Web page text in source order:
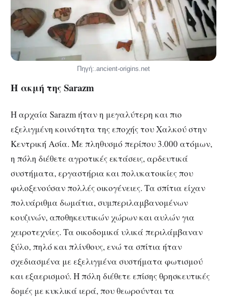
Πηγή:.ancient-origins.net
Η ακμή της Sarazm
Η αρχαία Sarazm ήταν η μεγαλύτερη και πιο
εξελιγμένη κοινότητα της εποχής του Χαλκού στην
Κεντρική Ασία. Με πληθυσμό περίπου 3.000 ατόμων,
η πόλη διέθετε αγροτικές εκτάσεις, αρδευτικά
συστήματα, εργαστήρια και πολυκατοικίες που
φιλοξενούσαν πολλές οικογένειες. Τα σπίτια είχαν
πολυάριθμα δωμάτια, συμπεριλαμβανομένων
κουζινών, αποθηκευτικών χώρων και αυλών για
χειροτεχνίες. Τα οικοδομικά υλικά περιλάμβαναν
ξύλο, πηλό και πλίνθους, ενώ τα σπίτια ήταν
σχεδιασμένα με εξελιγμένα συστήματα φωτισμού
και εξαερισμού. Η πόλη διέθετε επίσης θρησκευτικές
δομές με κυκλικά ιερά, που θεωρούνται τα